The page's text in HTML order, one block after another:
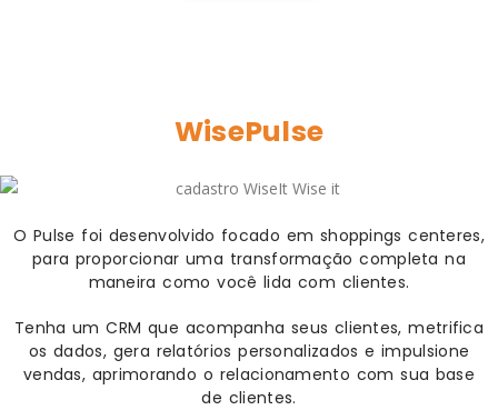
WisePulse
O Pulse foi desenvolvido focado em shoppings centeres,
para proporcionar uma transformação completa na
maneira como você lida com clientes.
Tenha um CRM que acompanha seus clientes, metrifica
os dados, gera relatórios personalizados e impulsione
vendas, aprimorando o relacionamento com sua base
de clientes.